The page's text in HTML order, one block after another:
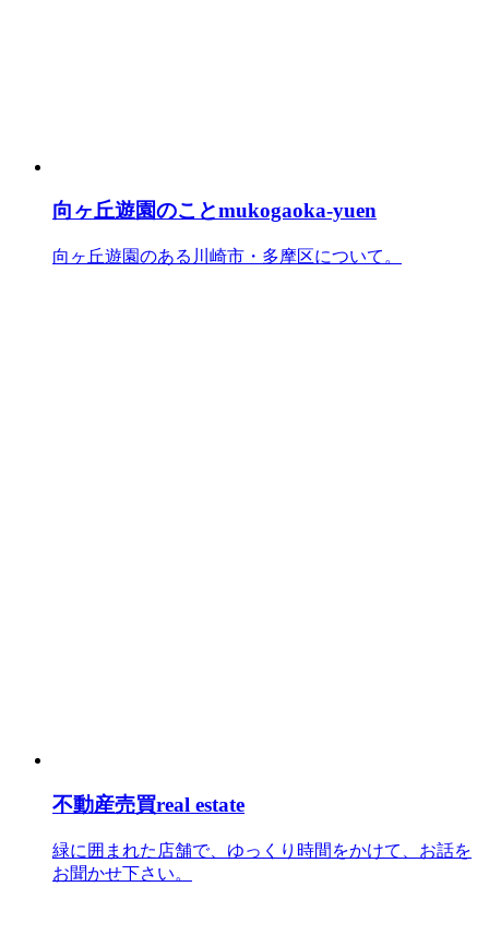
向ヶ丘遊園のことmukogaoka-yuen
向ヶ丘遊園のある川崎市・多摩区について。
不動産売買real estate
緑に囲まれた店舗で、ゆっくり時間をかけて、お話を
お聞かせ下さい。